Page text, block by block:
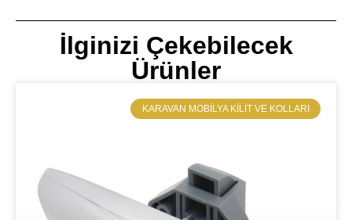
İlginizi Çekebilecek
Ürünler
​KARAVAN MOBILYA KILIT VE KOLLARI